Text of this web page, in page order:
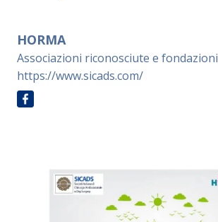
HORMA
Associazioni riconosciute e fondazioni
https://www.sicads.com/